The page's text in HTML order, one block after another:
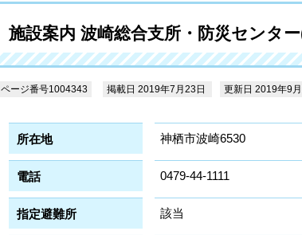
施設案内 波崎総合支所・防災センタ
ページ番号1004343 掲載日 2019年7月23日 更新日 2019年9
所在地 神栖市波崎6530
電話 0479-44-1111
指定避難所 該当